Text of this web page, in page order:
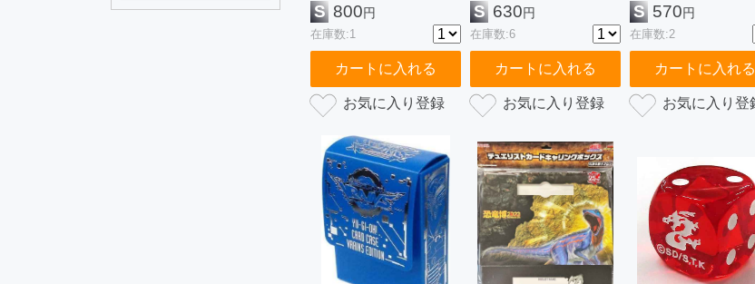
S 800円
在庫数:1
カートに入れる
S 630円
在庫数:6
カートに入れる
S 570円
在庫数:2
カートに入れる